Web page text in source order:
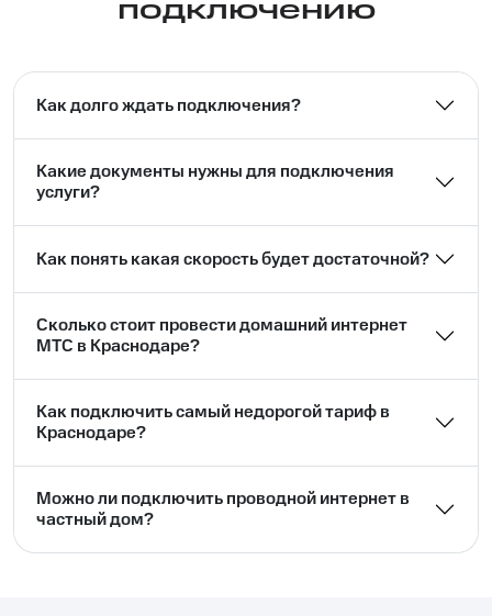
подключению
Как долго ждать подключения?
Какие документы нужны для подключения
услуги?
Как понять какая скорость будет достаточной?
Сколько стоит провести домашний интернет
МТС в Краснодаре?
Как подключить самый недорогой тариф в
Краснодаре?
Можно ли подключить проводной интернет в
частный дом?⁣⁣